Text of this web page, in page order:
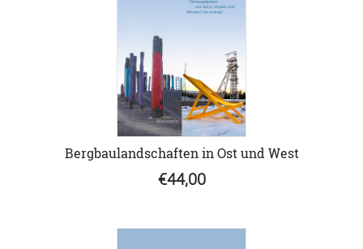
Bergbaulandschaften in Ost und West
€44,00